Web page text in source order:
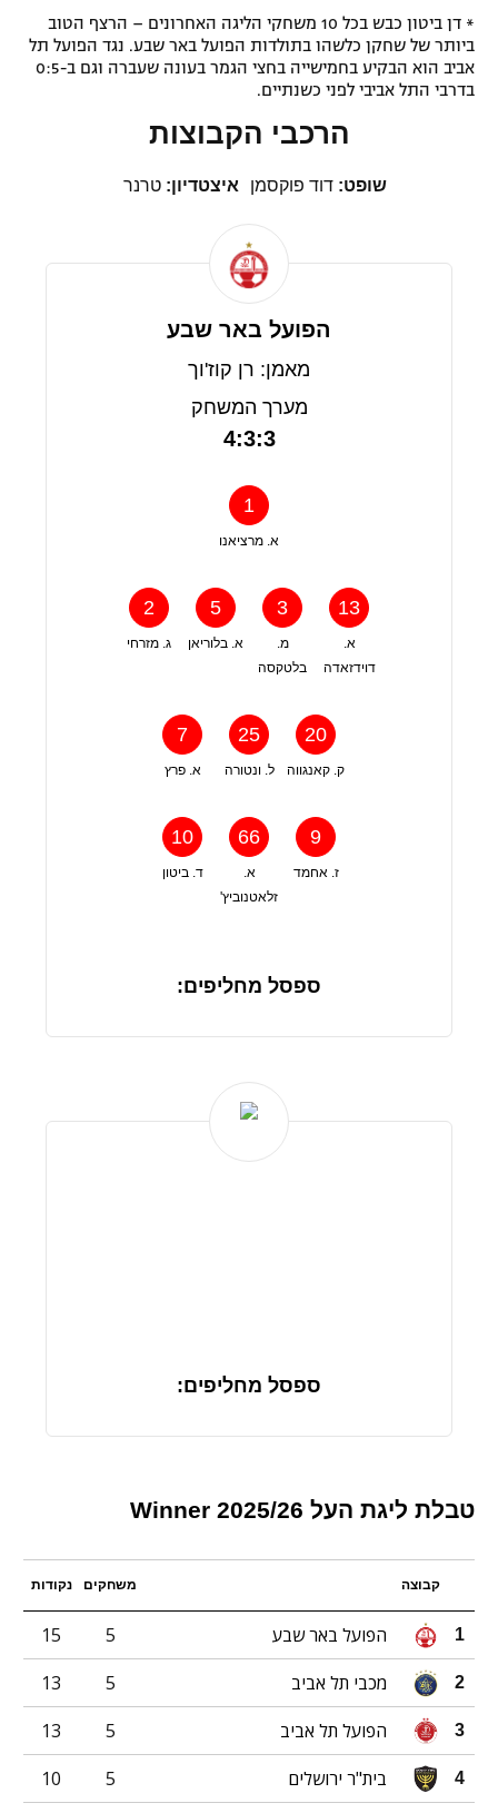
* דן ביטון כבש בכל 10 משחקי הליגה האחרונים – הרצף הטוב
ביותר של שחקן כלשהו בתולדות הפועל באר שבע. נגד הפועל תל
אביב הוא הבקיע בחמישייה בחצי הגמר בעונה שעברה וגם ב-0:5
בדרבי התל אביבי לפני כשנתיים.
הרכבי הקבוצות
שופט:דוד פוקסמן איצטדיון:טרנר
הפועל באר שבע
מאמן: רן קוז'וך
מערך המשחק
4:3:3
1
א. מרציאנו
2
ג. מזרחי
5
א. בלוריאן
3
מ.
בלטקסה
13
א.
דוידזאדה
7
א. פרץ
25
ל. ונטורה
20
ק. קאנגווה
10
ד. ביטון
66
א.
זלאטנוביץ'
9
ז. אחמד
ספסל מחליפים:
ספסל מחליפים:
טבלת ליגת העל 2025/26 Winner
קבוצה משחקים נקודות
1 הפועל באר שבע 5
15
2 מכבי תל אביב 5
13
3 הפועל תל אביב 5
13
4 בית"ר ירושלים 5
10